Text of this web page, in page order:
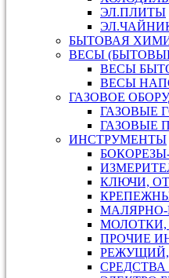
ЭЛ.ПЛИТЫ
БЫТОВАЯ
ВЕСЫ
ВЕСЫ
ВЕСЫ
ГАЗОВОЕ
ГАЗОВЫЕ
ГАЗОВЫЕ
ИНСТРУМЕНТЫ
КЛЮЧИ,
МОЛОТКИ,
ПРОЧИЕ
РЕЖУЩИЙ,